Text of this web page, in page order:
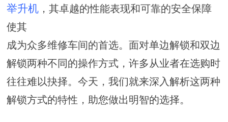
举升机，其卓越的性能表现和可靠的安全保障
使其
成为众多维修车间的首选。面对单边解锁和双边
解锁两种不同的操作方式，许多从业者在选购时
往往难以抉择。今天，我们就来深入解析这两种
解锁方式的特性，助您做出明智的选择。